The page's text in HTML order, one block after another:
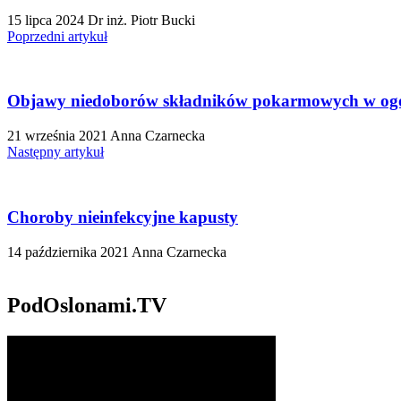
15 lipca 2024 Dr inż. Piotr Bucki
Poprzedni artykuł
Objawy niedoborów składników pokarmowych w
21 września 2021 Anna Czarnecka
Następny artykuł
Choroby nieinfekcyjne kapusty
14 października 2021 Anna Czarnecka
PodOslonami.TV